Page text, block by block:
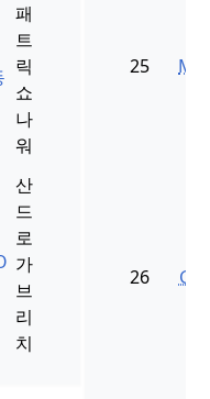
패
트
릭
쇼
나
워
산
드
로
가
브
리
치
25 MF
26 GK